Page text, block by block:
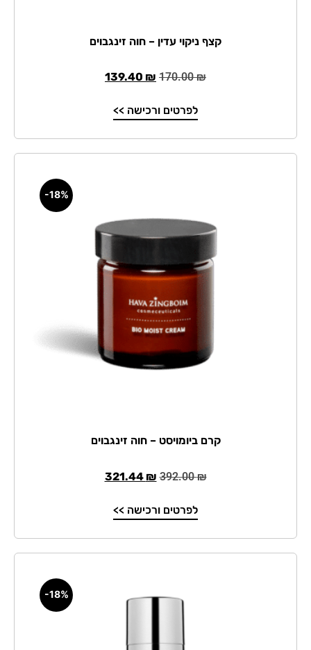
קצף ניקוי עדין – חוה זינגבוים
170.00₪
139.40 ₪
לפרטים ורכישה >>
-18%
קרם ביומויסט – חוה זינגבוים
392.00₪
321.44 ₪
לפרטים ורכישה >>
-18%